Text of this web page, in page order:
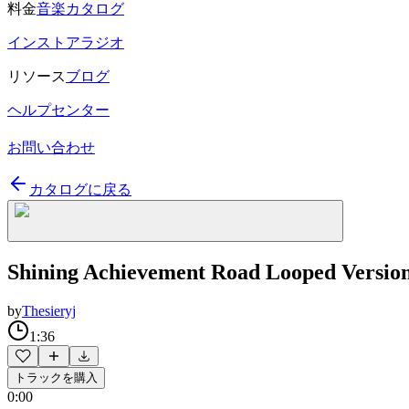
料金音楽カタログ
インストアラジオ
リソースブログ
ヘルプセンター
お問い合わせ
カタログに戻る
Shining Achievement Road Looped
byThesieryj
1:36
トラックを購入
0:00